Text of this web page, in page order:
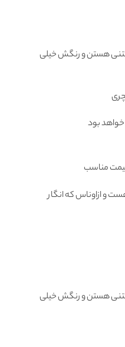
هستن و رنگش خیلی
بود
مناسب
و ازاوناس که انگار
هستن و رنگش خیلی